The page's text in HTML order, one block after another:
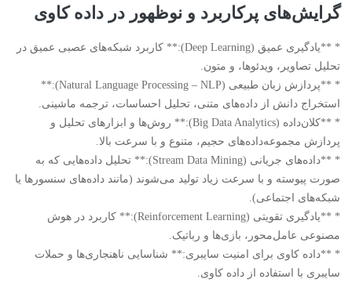
گرایش‌های پرکاربرد و نوظهور در داده کاوی
* **یادگیری عمیق (Deep Learning):** کاربرد شبکه‌های عصبی عمیق در
تحلیل تصاویر، ویدئوها، و متون.
* **پردازش زبان طبیعی (Natural Language Processing – NLP):**
استخراج دانش از داده‌های متنی، تحلیل احساسات، ترجمه ماشینی.
* **کلان‌داده (Big Data Analytics):** روش‌ها و ابزارهای تحلیل و
پردازش مجموعه‌داده‌های حجیم، متنوع و با سرعت بالا.
* **داده‌های جریانی (Stream Data Mining):** تحلیل داده‌هایی که به
صورت پیوسته و با سرعت زیاد تولید می‌شوند (مانند داده‌های سنسورها یا
شبکه‌های اجتماعی).
* **یادگیری تقویتی (Reinforcement Learning):** کاربرد در هوش
مصنوعی عامل‌محور، بازی‌ها و رباتیک.
* **داده کاوی برای امنیت سایبری:** شناسایی ناهنجاری‌ها و حملات
سایبری با استفاده از داده کاوی.